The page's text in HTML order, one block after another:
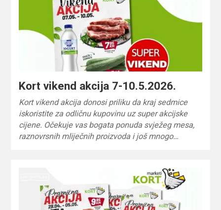
Kort vikend akcija 7-10.5.2026.
Kort vikend akcija donosi priliku da kraj sedmice
iskoristite za odličnu kupovinu uz super akcijske
cijene. Očekuje vas bogata ponuda svježeg mesa,
raznovrsnih mliječnih proizvoda i još mnogo…